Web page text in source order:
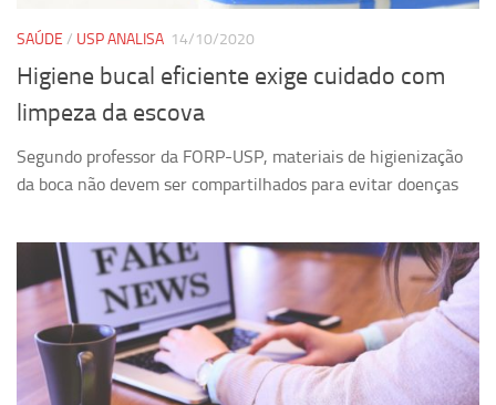
SAÚDE / USP ANALISA 14/10/2020
Higiene bucal eficiente exige cuidado com
limpeza da escova
Segundo professor da FORP-USP, materiais de higienização
da boca não devem ser compartilhados para evitar doenças